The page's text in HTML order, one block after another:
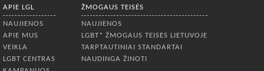
APIE LGL
NAUJIENOS
APIE MUS
VEIKLA
LGBT CENTRAS
ŽMOGAUS TEISĖS
NAUJIENOS
LGBT* ŽMOGAUS TEISĖS LIETUVOJE
TARPTAUTINIAI STANDARTAI
NAUDINGA ŽINOTI